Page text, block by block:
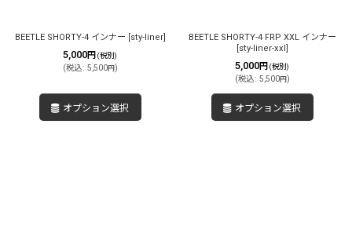
BEETLE SHORTY-4 インナー [sty-liner]
5,000円 (税別)
(税込: 5,500円)
オプション選択
BEETLE SHORTY-4 FRP XXL インナー
[sty-liner-xxl]
5,000円 (税別)
(税込: 5,500円)
オプション選択